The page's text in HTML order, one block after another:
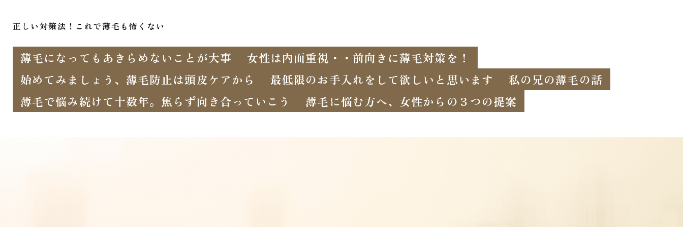
正しい対策法！これで薄毛も怖くない
薄毛になってもあきらめないことが大事
女性は内面重視・・前向きに薄毛対策を！
始めてみましょう、薄毛防止は頭皮ケアから
最低限のお手入れをして欲しいと思います
私の兄の薄毛の話
薄毛で悩み続けて十数年。焦らず向き合っていこう
薄毛に悩む方へ、女性からの３つの提案